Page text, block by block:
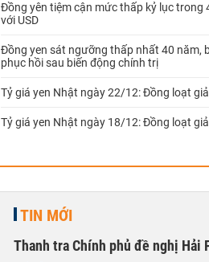
Đồng yên tiệm cận mức thấp kỷ lục trong
với USD
Đồng yen sát ngưỡng thấp nhất 40 năm,
phục hồi sau biến động chính trị
Tỷ giá yen Nhật ngày 22/12: Đồng loạt
Tỷ giá yen Nhật ngày 18/12: Đồng loạt
TIN MỚI
Thanh tra Chính phủ đề nghị Hải